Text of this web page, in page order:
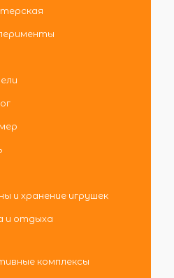
и хранение игрушек
и отдыха
комплексы